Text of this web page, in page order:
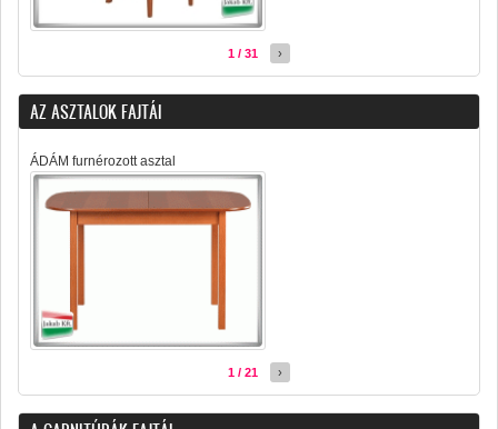
1 / 31 ›
AZ ASZTALOK FAJTÁI
ÁDÁM furnérozott asztal
1 / 21 ›